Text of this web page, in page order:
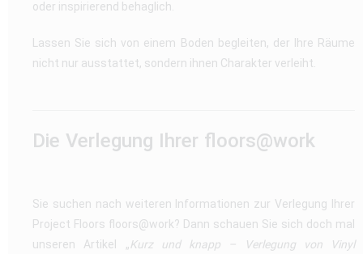
oder inspirierend behaglich.
Lassen Sie sich von einem Boden begleiten, der Ihre Räume
nicht nur ausstattet, sondern ihnen Charakter verleiht.
Die Verlegung Ihrer floors@work
Sie suchen nach weiteren Informationen zur Verlegung Ihrer
Project Floors floors@work? Dann schauen Sie sich doch mal
unseren Artikel „Kurz und knapp – Verlegung von Vinyl